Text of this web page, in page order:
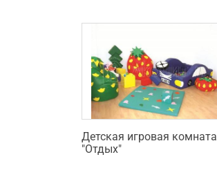
Детская игровая комната
"Отдых"